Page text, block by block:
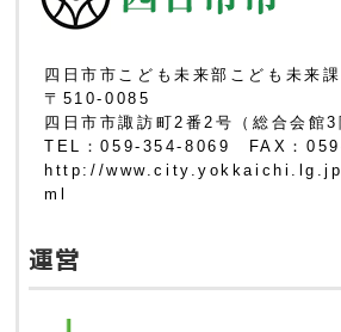
四日市市こども未来部こども未来課
〒510-0085
四日市市諏訪町2番2号（総合会館3
TEL：059-354-8069 FAX：
http://
ml
運営